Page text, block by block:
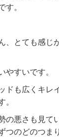
す。
、とても感じ
やすいです。
ドも広くキレ
。
の悪さも見て
つのどのつま